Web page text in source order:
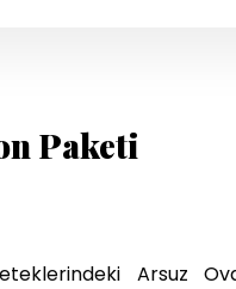
Paketi
Arsuz